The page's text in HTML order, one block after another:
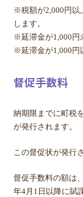
※税額が2,000円以
します。
※延滞金が1,000円
※延滞金が1,000円
督促手数料
納期限までに町税
が発行されます。
この督促状が発行
督促手数料の額は
年4月1日以降に賦